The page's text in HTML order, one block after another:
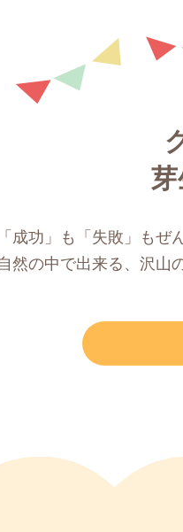
「成功」も「失敗」もぜ
然の中で出来る、沢山